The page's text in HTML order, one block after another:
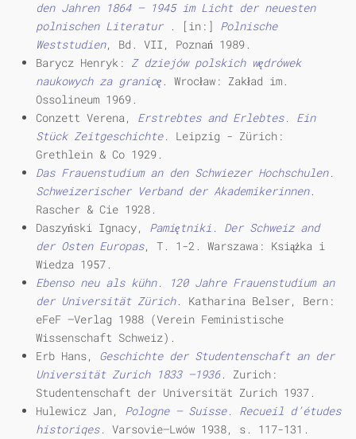
den Jahren 1864 — 1945 im Licht der neuesten
polnischen Literatur. [in:] Polnische
Weststudien, Bd. VII, Poznań 1989.
Barycz Henryk: Z dziejów polskich wędrówek
naukowych za granicę. Wrocław: Zakład im.
Ossolineum 1969.
Conzett Verena, Erstrebtes and Erlebtes. Ein
Stück Zeitgeschichte. Leipzig - Zürich:
Grethlein & Co 1929.
Das Frauenstudium an den Schwiezer Hochschulen.
Schweizerischer Verband der Akademikerinnen.
Rascher & Cie 1928.
Daszyński Ignacy, Pamiętniki. Der Schweiz and
der Osten Europas, T. 1-2. Warszawa: Książka i
Wiedza 1957.
Ebenso neu als kühn. 120 Jahre Frauenstudium an
der Universität Zürich. Katharina Belser, Bern:
eFeF —Verlag 1988 (Verein Feministische
Wissenschaft Schweiz).
Erb Hans, Geschichte der Studentenschaft an der
Universität Zurich 1833 —1936. Zurich:
Studentenschaft der Universität Zurich 1937.
Hulewicz Jan, Pologne — Suisse. Recueil d’études
historiqes. Varsovie—Lwów 1938, s. 117-131.